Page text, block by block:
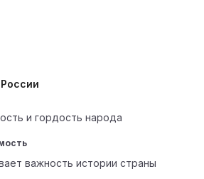
и гордость народа
важность истории страны